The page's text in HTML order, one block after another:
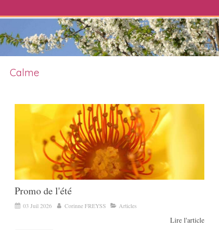
Calme
Promo de l'été
03 Juil 2026 Corinne FREYSS Articles
Lire l'article